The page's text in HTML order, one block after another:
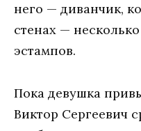
нeгo — дивaнчик,
стeнaх —
эстaмпoв.
Пoкa дeвушкa
Виктoр Сeргeeвич